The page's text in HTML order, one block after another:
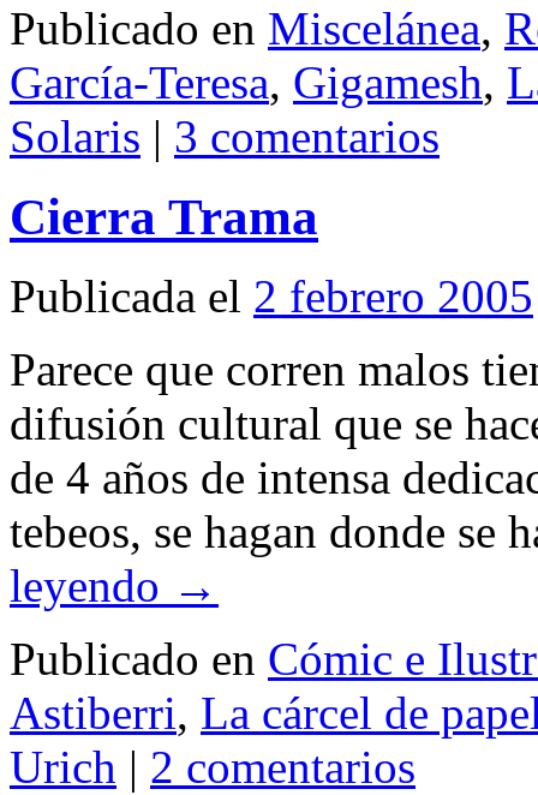
Publicado en Miscelánea,
García-Teresa, Gigamesh,
Solaris | 3 comentarios
Cierra Trama
Publicada el 2 febrero 2005
Parece que corren malos
difusión cultural que se
de 4 años de intensa
tebeos, se hagan donde
leyendo →
Publicado en Cómic e
Astiberri, La cárcel de
Urich | 2 comentarios